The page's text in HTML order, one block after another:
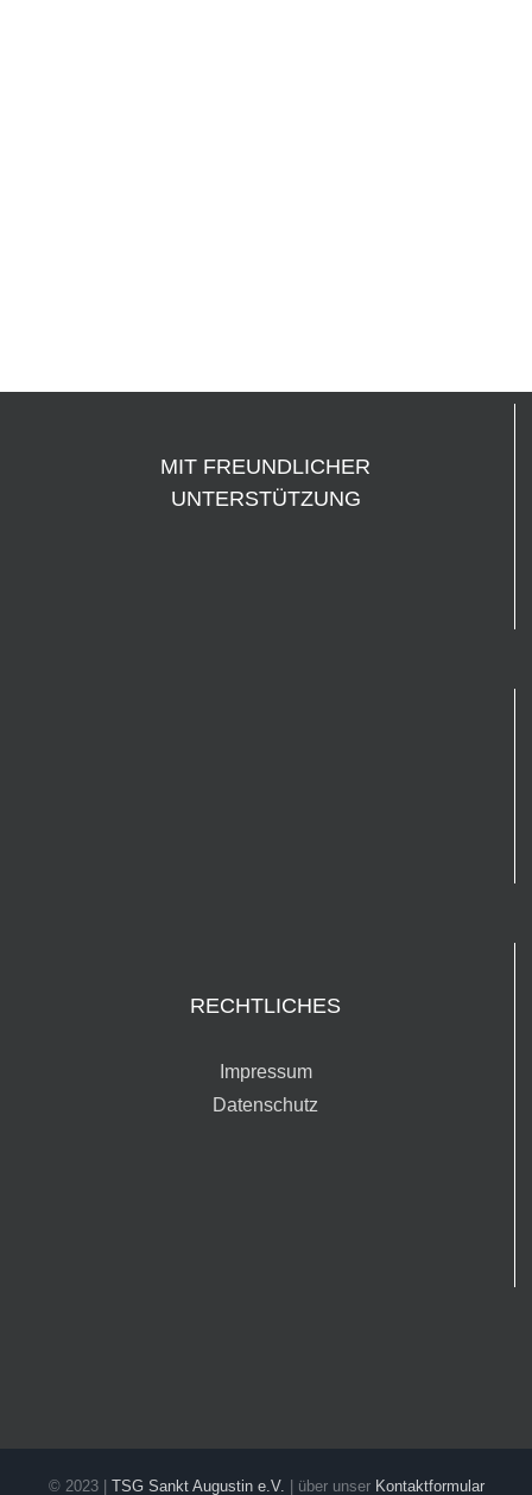
MIT FREUNDLICHER
UNTERSTÜTZUNG
RECHTLICHES
Impressum
Datenschutz
© 2023 | TSG Sankt Augustin e.V. | über unser Kontaktformular